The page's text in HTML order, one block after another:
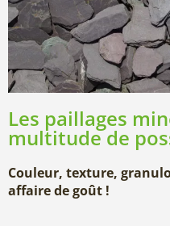
Les paillages
multitude de
Couleur, texture,
affaire de goût !